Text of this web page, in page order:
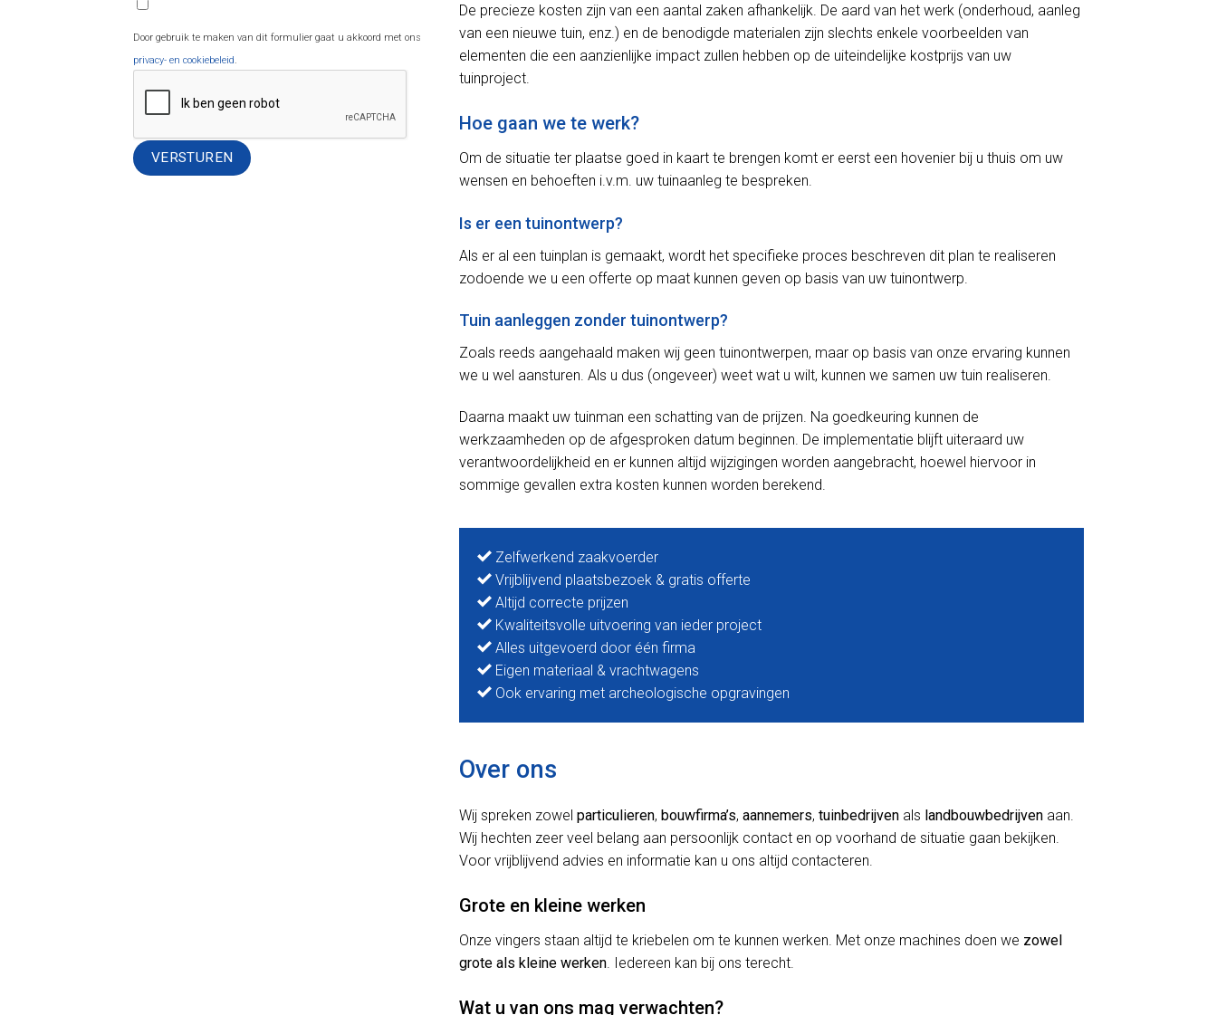
Door gebruik te maken van dit formulier gaat u akkoord met ons
privacy- en cookiebeleid.
De precieze kosten zijn van een aantal zaken afhankelijk. De aard van het werk (onderhoud, aanleg
van een nieuwe tuin, enz.) en de benodigde materialen zijn slechts enkele voorbeelden van
elementen die een aanzienlijke impact zullen hebben op de uiteindelijke kostprijs van uw
tuinproject.
Hoe gaan we te werk?
Om de situatie ter plaatse goed in kaart te brengen komt er eerst een hovenier bij u thuis om uw
wensen en behoeften i.v.m. uw tuinaanleg te bespreken.
Is er een tuinontwerp?
Als er al een tuinplan is gemaakt, wordt het specifieke proces beschreven dit plan te realiseren
zodoende we u een offerte op maat kunnen geven op basis van uw tuinontwerp.
Tuin aanleggen zonder tuinontwerp?
Zoals reeds aangehaald maken wij geen tuinontwerpen, maar op basis van onze ervaring kunnen
we u wel aansturen. Als u dus (ongeveer) weet wat u wilt, kunnen we samen uw tuin realiseren.
Daarna maakt uw tuinman een schatting van de prijzen. Na goedkeuring kunnen de
werkzaamheden op de afgesproken datum beginnen. De implementatie blijft uiteraard uw
verantwoordelijkheid en er kunnen altijd wijzigingen worden aangebracht, hoewel hiervoor in
sommige gevallen extra kosten kunnen worden berekend.
Zelfwerkend zaakvoerder
Vrijblijvend plaatsbezoek & gratis offerte
Altijd correcte prijzen
Kwaliteitsvolle uitvoering van ieder project
Alles uitgevoerd door één firma
Eigen materiaal & vrachtwagens
Ook ervaring met archeologische opgravingen
Over ons
Wij spreken zowel particulieren, bouwfirma’s, aannemers, tuinbedrijven als landbouwbedrijven aan.
Wij hechten zeer veel belang aan persoonlijk contact en op voorhand de situatie gaan bekijken.
Voor vrijblijvend advies en informatie kan u ons altijd contacteren.
Grote en kleine werken
Onze vingers staan altijd te kriebelen om te kunnen werken. Met onze machines doen we zowel
grote als kleine werken. Iedereen kan bij ons terecht.
Wat u van ons mag verwachten?